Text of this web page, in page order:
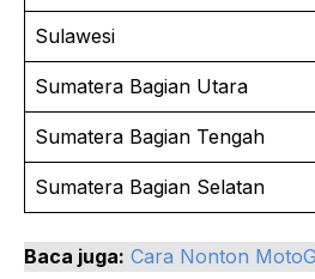
Sulawesi
Sumatera Bagian Utara
Sumatera Bagian Tengah
Sumatera Bagian Selatan
Baca juga: Cara Nonton